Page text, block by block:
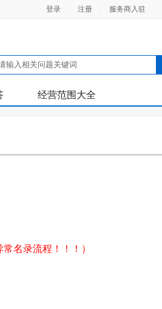
登录 注册 服务商入驻
经营范围大全
名录流程！！！）